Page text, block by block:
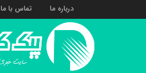
درباره ما تماس با ما